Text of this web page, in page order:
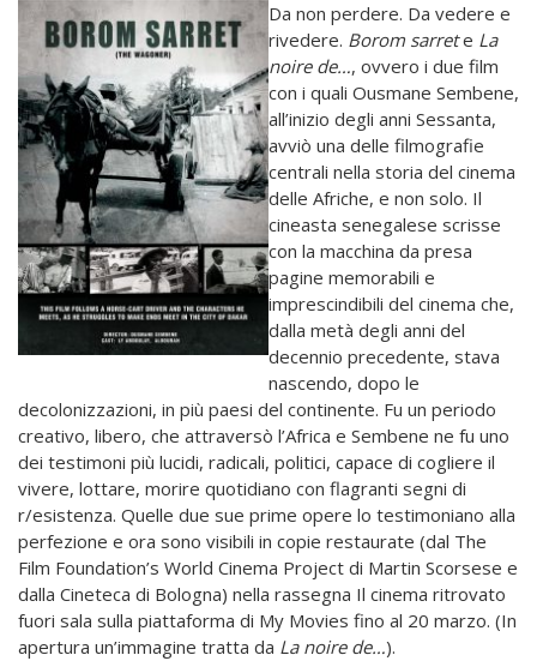
Da non perdere. Da vedere e
rivedere. Borom sarrete La
noire de…, ovvero i due film
con i quali Ousmane Sembene,
all’inizio degli anni Sessanta,
avviò una delle filmografie
centrali nella storia del cinema
delle Afriche, e non solo. Il
cineasta senegalese scrisse
con la macchina da presa
pagine memorabili e
imprescindibili del cinema che,
dalla metà degli anni del
decennio precedente, stava
nascendo, dopo le
decolonizzazioni, in più paesi del continente. Fu un periodo
creativo, libero, che attraversò l’Africa e Sembene ne fu uno
dei testimoni più lucidi, radicali, politici, capace di cogliere il
vivere, lottare, morire quotidiano con flagranti segni di
r/esistenza. Quelle due sue prime opere lo testimoniano alla
perfezione e ora sono visibili in copie restaurate (dal The
Film Foundation’s World Cinema Project di Martin Scorsese e
dalla Cineteca di Bologna) nella rassegna Il cinema ritrovato
fuori sala sulla piattaforma di My Movies fino al 20 marzo. (In
apertura un’immagine tratta da La noire de…).